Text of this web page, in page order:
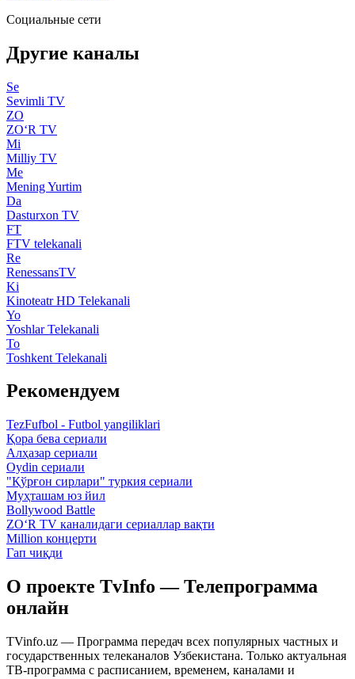
Социальные сети
Другие каналы
Se
Sevimli TV
ZO
ZO‘R TV
Mi
Milliy TV
Me
Mening Yurtim
Da
Dasturxon TV
FT
FTV telekanali
Re
RenessansTV
Ki
Kinoteatr HD Telekanali
Yo
Yoshlar Telekanali
To
Toshkent Telekanali
Рекомендуем
TezFufbol - Futbol yangiliklari
Қора бева сериали
Алҳазар сериали
Oydin сериали
"Қўрғон сирлари" туркия сериали
Муҳташам юз йил
Bollywood Battle
ZO‘R TV каналидаги сериаллар вақти
Million концерти
Гап чиқди
О проекте TvInfo — Телепрограмма
онлайн
TVinfo.uz — Программа передач всех популярных частных и
государственных телеканалов Узбекистана. Только актуальная
ТВ-программа с расписанием, временем, каналами и